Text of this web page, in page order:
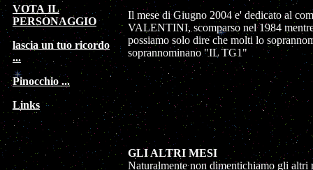
VOTA IL
PERSONAGGIO
lascia un tuo ricordo
...
Pinocchio ...
Links
Il mese di Giugno 2004 e' dedicato al
VALENTINI, scomparso nel 1984
possiamo solo dire che molti lo
soprannominano "IL TG1"
GLI ALTRI MESI
Naturalmente non dimentichiamo gli altri